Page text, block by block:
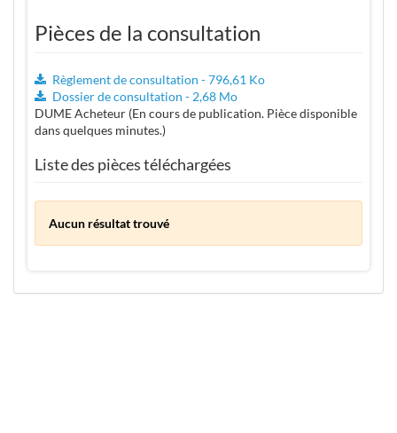
Pièces de la consultation
Règlement de consultation - 796,61 Ko
Dossier de consultation - 2,68 Mo
DUME Acheteur (En cours de publication. Pièce disponible
dans quelques minutes.)
Liste des pièces téléchargées
Aucun résultat trouvé